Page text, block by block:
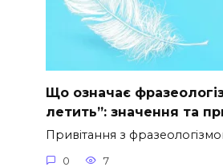
Що означає
летить”: значення та
Привітання з
0 7